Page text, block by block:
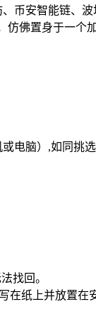
币安智能链、
仿佛置身于一
电脑）,如同挑
找回。
纸上并放置在